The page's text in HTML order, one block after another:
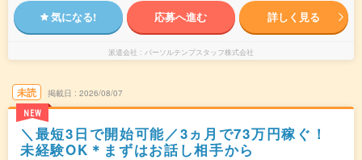
気になる! 応募へ進む 詳しく見る
派遣会社 パーソルテンプスタッフ株式会社
未読
NEW
掲載日 2026/08/07
＼最短3日で開始可能／3ヵ月で73万円稼ぐ！
未経験OK＊まずはお話し相手から